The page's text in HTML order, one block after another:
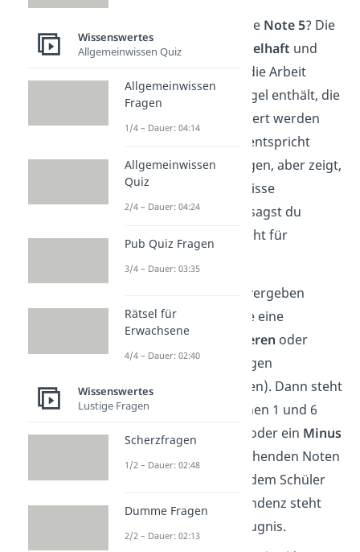
Was ist zum Beispiel die Note 5? Die
Note 5 bedeutet
mangelhaft und
wenn die Arbeit
schwerwiegende Mängel enthält, die
im Prinzip aber korrigiert werden
Die Leistung entspricht
nicht den Anforderungen, aber zeigt,
dass die Grundkenntnisse
vorhanden sind. Kurz sagst du
einfach: Die Note 5 steht für
Manchmal vergeben
Lehrer auch Noten, die eine
Entwicklung
besseren oder
schlechterenNote zeigen
(sogenannte Tendenzen). Dann steht
hinter der Note zwischen 1 und 6
entweder ein
(+) oder ein Minus
(-). Die dadurch entstehenden Noten
werden dem Schüler
zwar mitgeteilt, die Tendenz steht
aber nicht auf dem Zeugnis.
Wissenswertes
Allgemeinwissen Quiz
Allgemeinwissen
Fragen
1/4 – Dauer: 04:14
Allgemeinwissen
Quiz
2/4 – Dauer: 04:24
Pub Quiz Fragen
3/4 – Dauer: 03:35
Rätsel für
Erwachsene
4/4 – Dauer: 02:40
Wissenswertes
Lustige Fragen
Scherzfragen
1/2 – Dauer: 02:48
Dumme Fragen
2/2 – Dauer: 02:13